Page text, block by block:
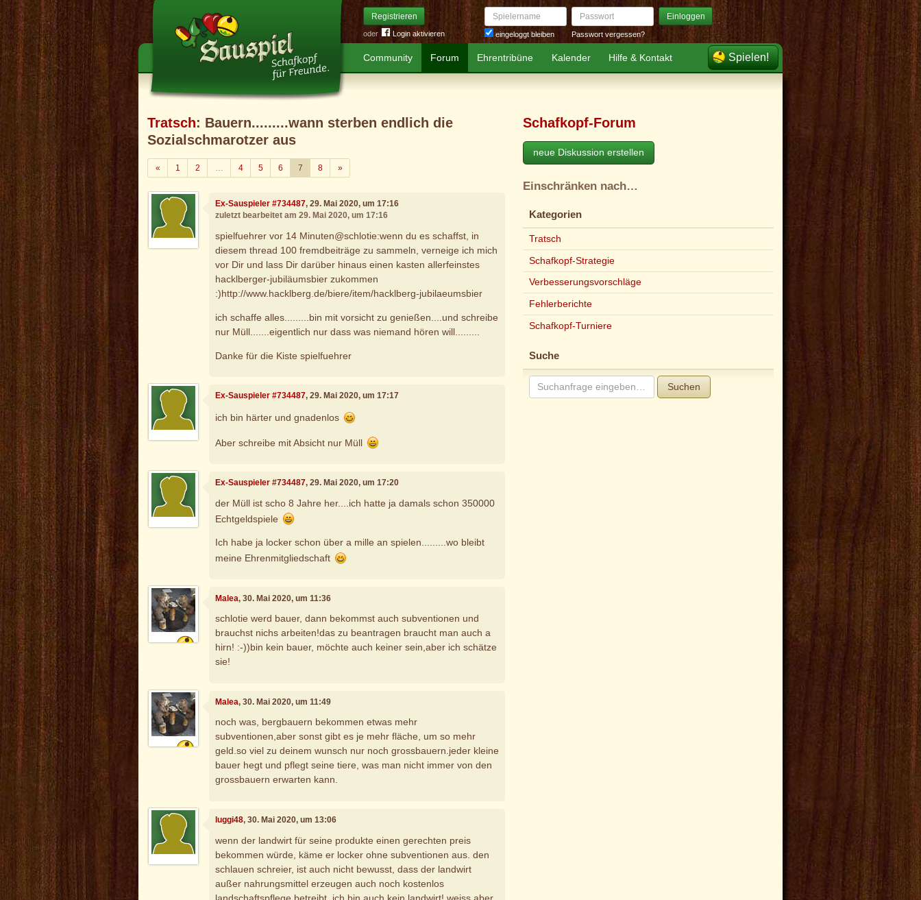
Registrieren
oder Login aktivieren
Spielername
eingeloggt bleiben
Passwort Einloggen
Passwort vergessen?
Community Forum Ehrentribüne Kalender Hilfe & Kontakt Spielen!
Tratsch: Bauern.........wann sterben endlich die
Sozialschmarotzer aus
«Zurück
1 2 … 4 5 6 7 8 »Weiter
Ex-Sauspieler #734487, 29. Mai 2020, um 17:16
zuletzt bearbeitet am 29. Mai 2020, um 17:16
spielfuehrer vor 14 Minuten@schlotie:wenn du es schaffst, in
diesem thread 100 fremdbeiträge zu sammeln, verneige ich mich
vor Dir und lass Dir darüber hinaus einen kasten allerfeinstes
hacklberger-jubiläumsbier zukommen
:)http://www.hacklberg.de/biere/item/hacklberg-jubilaeumsbier
ich schaffe alles.........bin mit vorsicht zu genießen....und schreibe
nur Müll.......eigentlich nur dass was niemand hören will.........
Danke für die Kiste spielfuehrer
Ex-Sauspieler #734487, 29. Mai 2020, um 17:17
ich bin härter und gnadenlos
Aber schreibe mit Absicht nur Müll
Ex-Sauspieler #734487, 29. Mai 2020, um 17:20
der Müll ist scho 8 Jahre her....ich hatte ja damals schon 350000
Echtgeldspiele
Ich habe ja locker schon über a mille an spielen.........wo bleibt
meine Ehrenmitgliedschaft
Malea, 30. Mai 2020, um 11:36
schlotie werd bauer, dann bekommst auch subventionen und
brauchst nichs arbeiten!das zu beantragen braucht man auch a
hirn! :-))bin kein bauer, möchte auch keiner sein,aber ich schätze
sie!
Malea, 30. Mai 2020, um 11:49
noch was, bergbauern bekommen etwas mehr
subventionen,aber sonst gibt es je mehr fläche, um so mehr
geld.so viel zu deinem wunsch nur noch grossbauern.jeder kleine
bauer hegt und pflegt seine tiere, was man nicht immer von den
grossbauern erwarten kann.
luggi48, 30. Mai 2020, um 13:06
wenn der landwirt für seine produkte einen gerechten preis
bekommen würde, käme er locker ohne subventionen aus. den
schlauen schreier, ist auch nicht bewusst, dass der landwirt
außer nahrungsmittel erzeugen auch noch kostenlos
landschaftspflege betreibt. ich bin auch kein landwirt! weiss aber
Schafkopf-Forum
neue Diskussion erstellen
Einschränken nach…
Kategorien
Tratsch
Schafkopf-Strategie
Verbesserungsvorschläge
Fehlerberichte
Schafkopf-Turniere
Suche
Suchen